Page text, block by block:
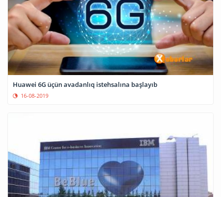
Huawei 6G üçün avadanlıq istehsalına başlayıb
16-08-2019